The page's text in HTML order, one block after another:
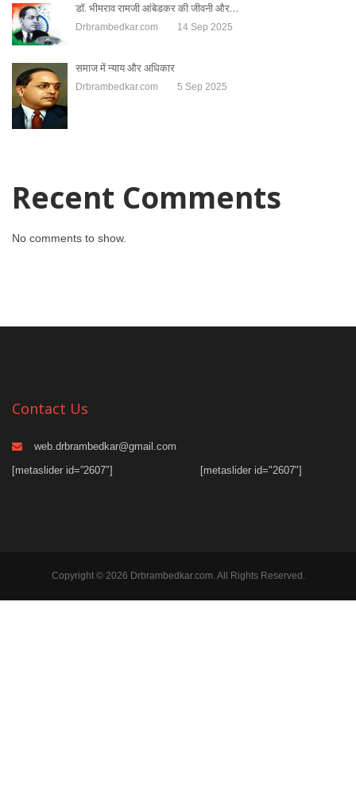
डॉ. भीमराव रामजी आंबेडकर की जीवनी और…
Drbrambedkar.com 14 Sep 2025
समाज में न्याय और अधिकार
Drbrambedkar.com 5 Sep 2025
Recent Comments
No comments to show.
Contact Us
web.drbrambedkar@gmail.com
[metaslider id=”2607″]
[metaslider id="2607"]
Copyright © 2026 Drbrambedkar.com. All Rights Reserved.